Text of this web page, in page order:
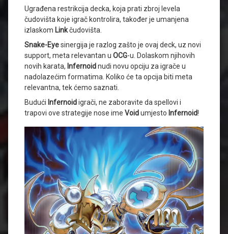
Ugrađena restrikcija decka, koja prati zbroj levela
čudovišta koje igrač kontrolira, također je umanjena
izlaskom Linkčudovišta.
Snake-Eyesinergija je razlog zašto je ovaj deck, uz novi
support, meta relevantan u OCG-u. Dolaskom njihovih
novih karata, Infernoidnudi novu opciju za igrače u
nadolazećim formatima. Koliko će ta opcija biti meta
relevantna, tek ćemo saznati.
Budući Infernoidigrači, ne zaboravite da spellovi i
trapovi ove strategije nose ime Voidumjesto Infernoid!